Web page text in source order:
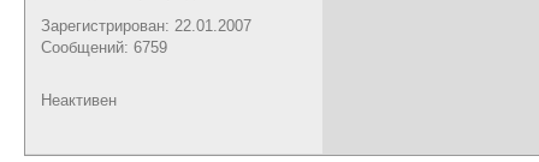
Зарегистрирован: 22.01.2007
Сообщений: 6759
Неактивен